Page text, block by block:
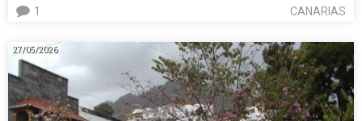
CANARIAS
1
27/05/2026